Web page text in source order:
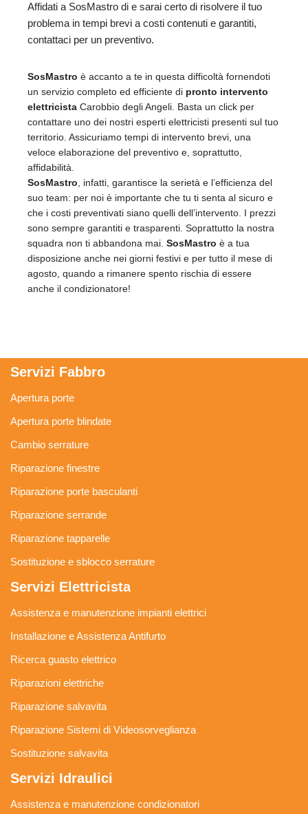
Affidati a SosMastro di e sarai certo di risolvere il tuo
problema in tempi brevi a costi contenuti e garantiti,
contattaci per un preventivo.
SosMastro è accanto a te in questa difficoltà fornendoti
un servizio completo ed efficiente di pronto intervento
elettricista Carobbio degli Angeli. Basta un click per
contattare uno dei nostri esperti elettricisti presenti sul tuo
territorio. Assicuriamo tempi di intervento brevi, una
veloce elaborazione del preventivo e, soprattutto,
affidabilità.
SosMastro , infatti, garantisce la serietà e l’efficienza del
suo team: per noi è importante che tu ti senta al sicuro e
che i costi preventivati siano quelli dell’intervento. I prezzi
sono sempre garantiti e trasparenti. Soprattutto la nostra
squadra non ti abbandona mai. SosMastro è a tua
disposizione anche nei giorni festivi e per tutto il mese di
agosto, quando a rimanere spento rischia di essere
anche il condizionatore!
Servizi Fabbro
Apertura porte
Apertura porte blindate
Cambio serrature
Riparazione finestre
Riparazione porte basculanti
Riparazione serrande
Riparazione tapparelle
Sostituzione e sblocco serrature
Servizi Elettricista
Assistenza e manutenzione impianti elettrici
Installazione e Assistenza Antifurto
Ricerca guasto elettrico
Riparazioni elettriche
Riparazione salvavita
Riparazione Sistemi di Videosorveglianza
Sostituzione salvavita
Servizi Idraulici
Assistenza e manutenzione condizionatori